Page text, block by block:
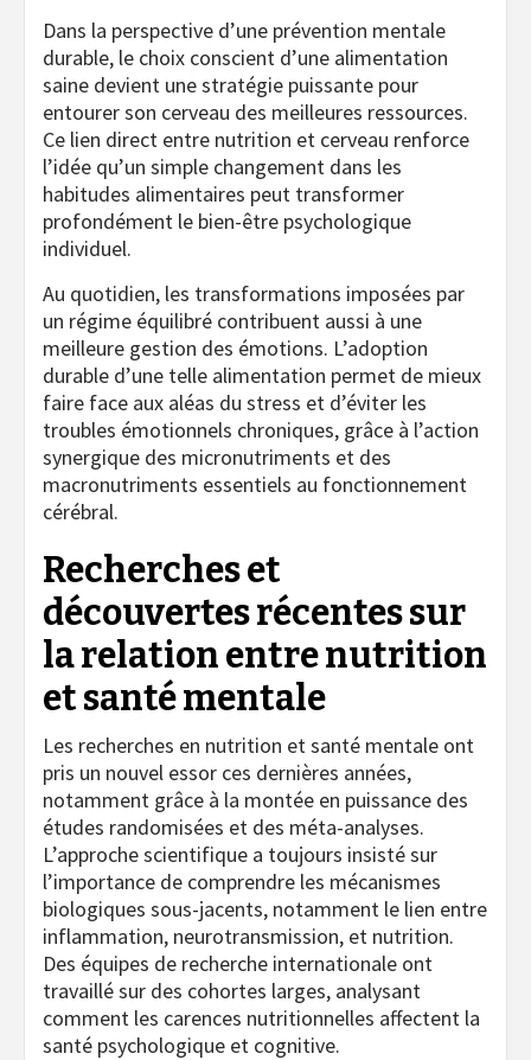
Dans la perspective d’une prévention mentale
durable, le choix conscient d’une alimentation
saine devient une stratégie puissante pour
entourer son cerveau des meilleures ressources.
Ce lien direct entre nutrition et cerveau renforce
l’idée qu’un simple changement dans les
habitudes alimentaires peut transformer
profondément le bien-être psychologique
individuel.
Au quotidien, les transformations imposées par
un régime équilibré contribuent aussi à une
meilleure gestion des émotions. L’adoption
durable d’une telle alimentation permet de mieux
faire face aux aléas du stress et d’éviter les
troubles émotionnels chroniques, grâce à l’action
synergique des micronutriments et des
macronutriments essentiels au fonctionnement
cérébral.
Recherches et
découvertes récentes sur
la relation entre nutrition
et santé mentale
Les recherches en nutrition et santé mentale ont
pris un nouvel essor ces dernières années,
notamment grâce à la montée en puissance des
études randomisées et des méta-analyses.
L’approche scientifique a toujours insisté sur
l’importance de comprendre les mécanismes
biologiques sous-jacents, notamment le lien entre
inflammation, neurotransmission, et nutrition.
Des équipes de recherche internationale ont
travaillé sur des cohortes larges, analysant
comment les carences nutritionnelles affectent la
santé psychologique et cognitive.